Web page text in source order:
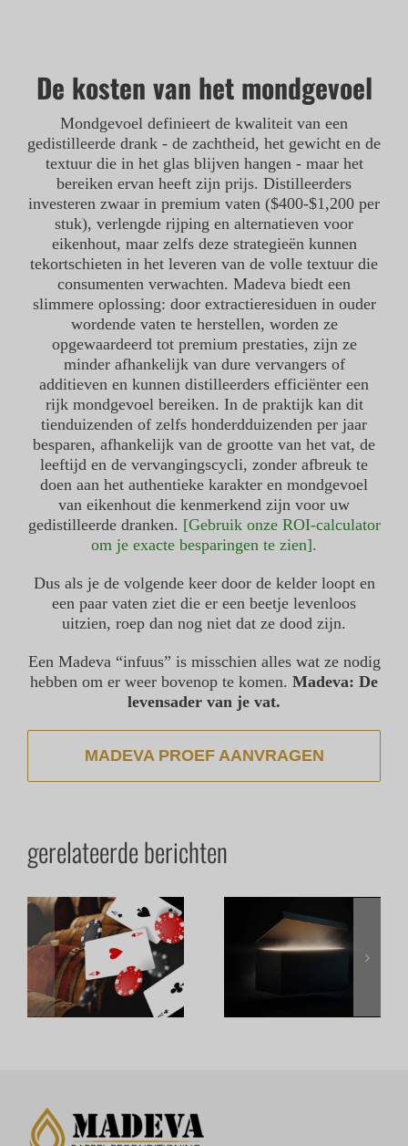
De kosten van het mondgevoel
Mondgevoel definieert de kwaliteit van een
gedistilleerde drank - de zachtheid, het gewicht en de
textuur die in het glas blijven hangen - maar het
bereiken ervan heeft zijn prijs. Distilleerders
investeren zwaar in premium vaten ($400-$1,200 per
stuk), verlengde rijping en alternatieven voor
eikenhout, maar zelfs deze strategieën kunnen
tekortschieten in het leveren van de volle textuur die
consumenten verwachten. Madeva biedt een
slimmere oplossing: door extractieresiduen in ouder
wordende vaten te herstellen, worden ze
opgewaardeerd tot premium prestaties, zijn ze
minder afhankelijk van dure vervangers of
additieven en kunnen distilleerders efficiënter een
rijk mondgevoel bereiken. In de praktijk kan dit
tienduizenden of zelfs honderdduizenden per jaar
besparen, afhankelijk van de grootte van het vat, de
leeftijd en de vervangingscycli, zonder afbreuk te
doen aan het authentieke karakter en mondgevoel
van eikenhout die kenmerkend zijn voor uw
gedistilleerde dranken. [Gebruik onze ROI-calculator
om je exacte besparingen te zien].
Dus als je de volgende keer door de kelder loopt en
een paar vaten ziet die er een beetje levenloos
uitzien, roep dan nog niet dat ze dood zijn.
Een Madeva “infuus” is misschien alles wat ze nodig
hebben om er weer bovenop te komen. Madeva: De
levensader van je vat.
MADEVA PROEF AANVRAGEN
gerelateerde berichten